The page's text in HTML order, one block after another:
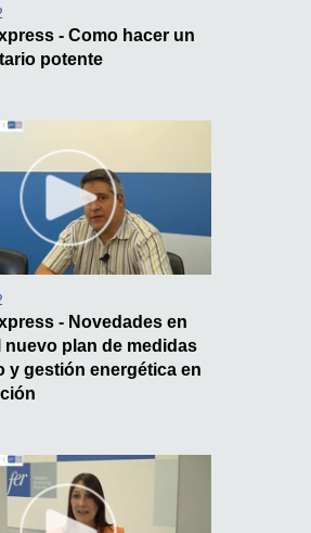
- Como hacer un
potente
- Novedades en
nuevo plan de medidas
y gestión energética en